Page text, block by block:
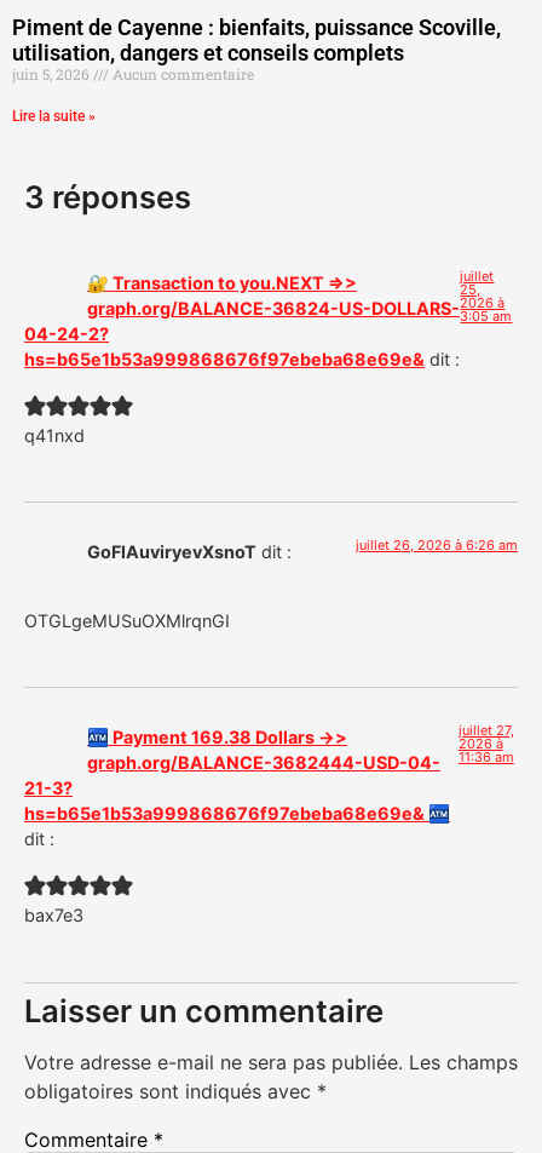
Piment de Cayenne : bienfaits, puissance Scoville,
utilisation, dangers et conseils complets
juin 5, 2026 Aucun commentaire
Lire la suite »
3 réponses
🔐 Transaction to you.NEXT =>>
graph.org/BALANCE-36824-US-DOLLARS-
04-24-2?
hs=b65e1b53a999868676f97ebeba68e69e& dit :
juillet
25,
2026 à
3:05 am
q41nxd
GoFlAuviryevXsnoT dit : juillet 26, 2026 à 6:26 am
OTGLgeMUSuOXMlrqnGI
🏧 Payment 169.38 Dollars ->>
graph.org/BALANCE-3682444-USD-04-
21-3?
hs=b65e1b53a999868676f97ebeba68e69e& 🏧
dit :
juillet 27,
2026 à
11:36 am
bax7e3
Laisser un commentaire
Votre adresse e-mail ne sera pas publiée. Les champs
obligatoires sont indiqués avec *
Commentaire *